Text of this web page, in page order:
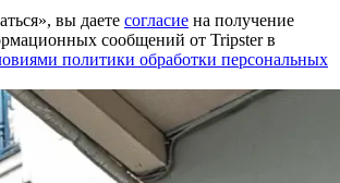
вы даете согласие на получение
сообщений от Tripster в
политики обработки персональных